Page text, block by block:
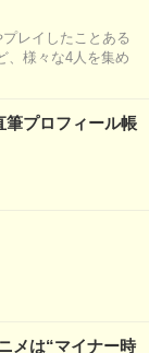
レイしたことある
、様々な4人を集め
筆プロフィール帳
メは“マイナー時